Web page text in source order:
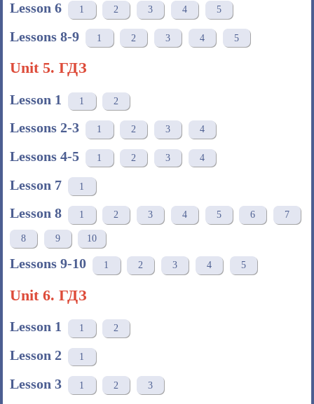
Lesson 6 1 2 3 4 5
Lessons 8-9 1 2 3 4 5
Unit 5. ГДЗ
Lesson 1 1 2
Lessons 2-3 1 2 3 4
Lessons 4-5 1 2 3 4
Lesson 7 1
Lesson 8 1 2 3 4 5 6 7
8 9 10
Lessons 9-10 1 2 3 4 5
Unit 6. ГДЗ
Lesson 1 1 2
Lesson 2 1
Lesson 3 1 2 3